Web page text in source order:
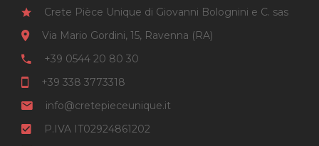
Crete Pièce Unique di Giovanni Bolognini e C. sas
Via Mario Gordini, 15, Ravenna (RA)
+39 0544 20 80 30
+39 338 3773318
info@cretepieceunique.it
P.IVA IT02924861202